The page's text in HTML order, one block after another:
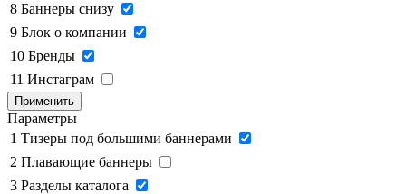
8 Баннеры снизу
9 Блок о компании
10 Бренды
11 Инстаграм
Применить
Параметры
1 Тизеры под большими баннерами
2 Плавающие баннеры
3 Разделы каталога